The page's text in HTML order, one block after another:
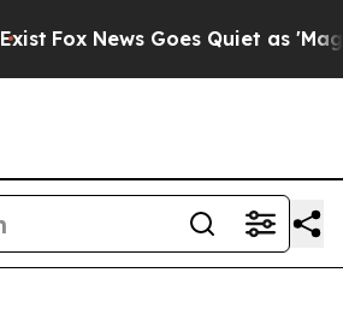
Fox News Goes Quiet as 'Maga